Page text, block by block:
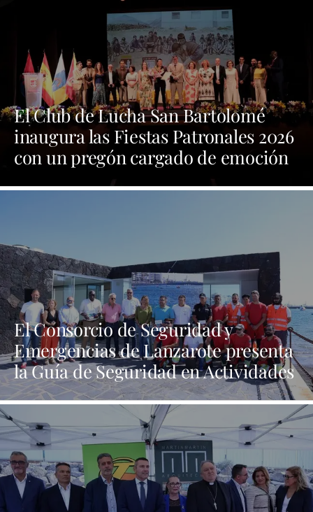
El Club de Lucha San Bartolomé
inaugura las Fiestas Patronales 2026
con un pregón cargado de emoción
El Consorcio de Seguridad y
Emergencias de Lanzarote presenta
la Guía de Seguridad en Actividades
Náuticas